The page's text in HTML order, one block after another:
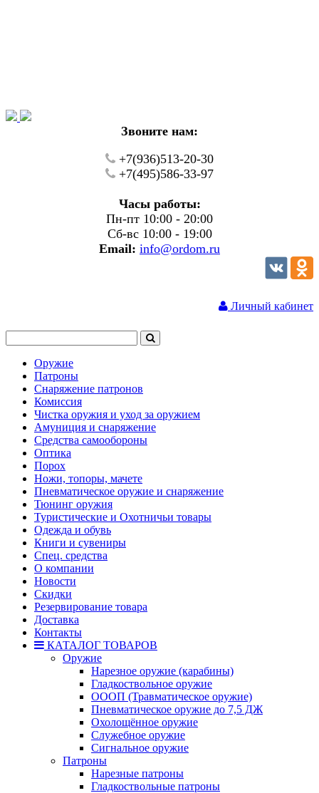
Звоните нам:
+7(936)513-20-30
+7(495)586-33-97
Часы работы:
Пн-пт 10:00 - 20:00
Сб-вс 10:00 - 19:00
Email: info@ordom.ru
Личный кабинет
Оружие
Патроны
Снаряжение патронов
Комиссия
Чистка оружия и уход за оружием
Амуниция и снаряжение
Средства самообороны
Оптика
Порох
Ножи, топоры, мачете
Пневматическое оружие и снаряжение
Тюнинг оружия
Туристические и Охотничьи товары
Одежда и обувь
Книги и сувениры
Спец. средства
О компании
Новости
Скидки
Резервирование товара
Доставка
Контакты
КАТАЛОГ ТОВАРОВ
Оружие
Нарезное оружие (карабины)
Гладкоствольное оружие
ОООП (Травматическое оружие)
Пневматическое оружие до 7,5 ДЖ
Охолощённое оружие
Служебное оружие
Сигнальное оружие
Патроны
Нарезные патроны
Гладкоствольные патроны